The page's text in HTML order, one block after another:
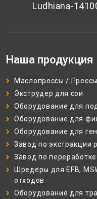
Ludhiana-
Наша продукция
Маслопрессы /
Экструдер для сои
Оборудование для
Оборудование для
Оборудование для
Завод по экстракции
Завод по
Шредеры для EFB,
отходов
Оборудование для